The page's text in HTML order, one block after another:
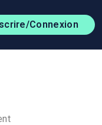
Connexion